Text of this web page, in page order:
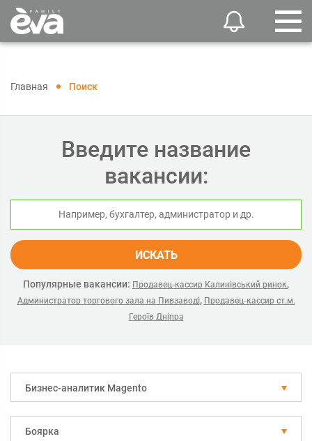
Главная Поиск
Введите название
вакансии:
ИСКАТЬ
Популярные вакансии: Продавец-кассир Калинівський ринок,
Администратор торгового зала на Пивзаводі, Продавец-кассир ст.м.
Героїв Дніпра
Бизнес-аналитик Magento
Боярка